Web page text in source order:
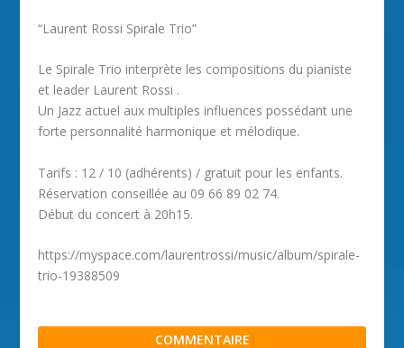
“Laurent Rossi Spirale Trio”
Le Spirale Trio interprète les compositions du pianiste
et leader Laurent Rossi .
Un Jazz actuel aux multiples influences possédant une
forte personnalité harmonique et mélodique.
Tarifs : 12 / 10 (adhérents) / gratuit pour les enfants.
Réservation conseillée au 09 66 89 02 74.
Début du concert à 20h15.
https://myspace.com/laurentrossi/music/album/spirale-
trio-19388509
COMMENTAIRE